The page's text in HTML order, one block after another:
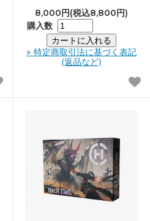
8,000円(税込8,800円)
購入数
» 特定商取引法に基づく表記
(返品など)